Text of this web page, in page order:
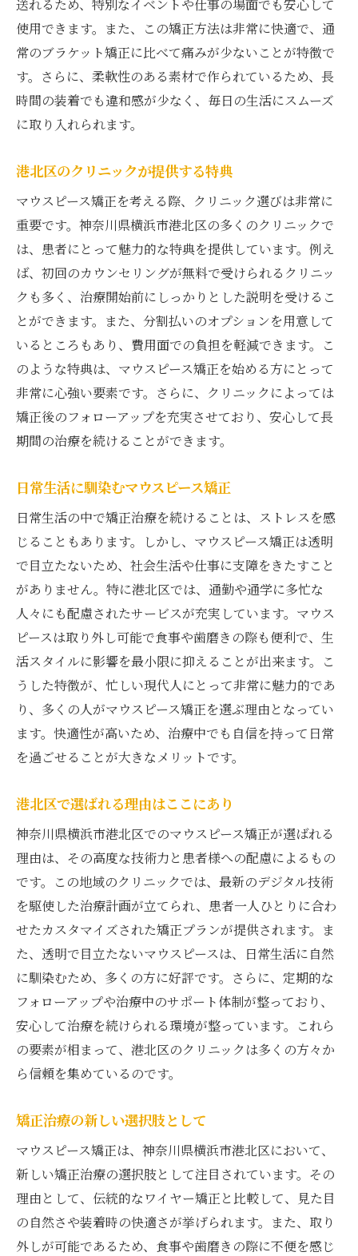
送れるため、特別なイベントや仕事の場面でも安心して
使用できます。また、この矯正方法は非常に快適で、通
常のブラケット矯正に比べて痛みが少ないことが特徴で
す。さらに、柔軟性のある素材で作られているため、長
時間の装着でも違和感が少なく、毎日の生活にスムーズ
に取り入れられます。
港北区のクリニックが提供する特典
マウスピース矯正を考える際、クリニック選びは非常に
重要です。神奈川県横浜市港北区の多くのクリニックで
は、患者にとって魅力的な特典を提供しています。例え
ば、初回のカウンセリングが無料で受けられるクリニッ
クも多く、治療開始前にしっかりとした説明を受けるこ
とができます。また、分割払いのオプションを用意して
いるところもあり、費用面での負担を軽減できます。こ
のような特典は、マウスピース矯正を始める方にとって
非常に心強い要素です。さらに、クリニックによっては
矯正後のフォローアップを充実させており、安心して長
期間の治療を続けることができます。
日常生活に馴染むマウスピース矯正
日常生活の中で矯正治療を続けることは、ストレスを感
じることもあります。しかし、マウスピース矯正は透明
で目立たないため、社会生活や仕事に支障をきたすこと
がありません。特に港北区では、通勤や通学に多忙な
人々にも配慮されたサービスが充実しています。マウス
ピースは取り外し可能で食事や歯磨きの際も便利で、生
活スタイルに影響を最小限に抑えることが出来ます。こ
うした特徴が、忙しい現代人にとって非常に魅力的であ
り、多くの人がマウスピース矯正を選ぶ理由となってい
ます。快適性が高いため、治療中でも自信を持って日常
を過ごせることが大きなメリットです。
港北区で選ばれる理由はここにあり
神奈川県横浜市港北区でのマウスピース矯正が選ばれる
理由は、その高度な技術力と患者様への配慮によるもの
です。この地域のクリニックでは、最新のデジタル技術
を駆使した治療計画が立てられ、患者一人ひとりに合わ
せたカスタマイズされた矯正プランが提供されます。ま
た、透明で目立たないマウスピースは、日常生活に自然
に馴染むため、多くの方に好評です。さらに、定期的な
フォローアップや治療中のサポート体制が整っており、
安心して治療を続けられる環境が整っています。これら
の要素が相まって、港北区のクリニックは多くの方々か
ら信頼を集めているのです。
矯正治療の新しい選択肢として
マウスピース矯正は、神奈川県横浜市港北区において、
新しい矯正治療の選択肢として注目されています。その
理由として、伝統的なワイヤー矯正と比較して、見た目
の自然さや装着時の快適さが挙げられます。また、取り
外しが可能であるため、食事や歯磨きの際に不便を感じ